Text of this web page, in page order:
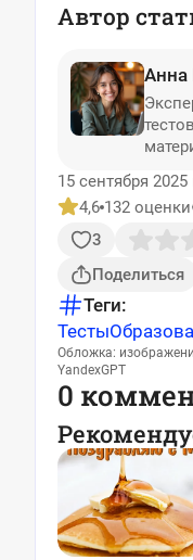
Автор
Анна
15 сентября 2025
4,6 132 оценки
3
Поделиться
Теги:
Тесты
Обложка:
YandexGPT
0